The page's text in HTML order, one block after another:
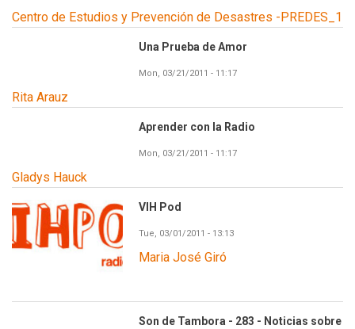
Centro de Estudios y Prevención de Desastres -PREDES_1
Una Prueba de Amor
Mon, 03/21/2011 - 11:17
Rita Arauz
Aprender con la Radio
Mon, 03/21/2011 - 11:17
Gladys Hauck
VIH Pod
Tue, 03/01/2011 - 13:13
Maria José Giró
Son de Tambora - 283 - Noticias sobre